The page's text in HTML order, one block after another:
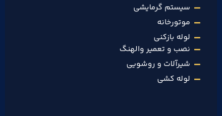
سیستم گرمایشی
موتورخانه
لوله بازکنی
نصب و تعمیر والهنگ
شیرآلات و روشویی
لوله کشی